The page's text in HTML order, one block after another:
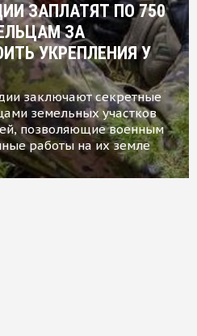
ЗАПЛАТЯТ ПО 750
ЗА
УКРЕПЛЕНИЯ У
заключают секретные
земельных участков
позволяющие военным
работы на их земле